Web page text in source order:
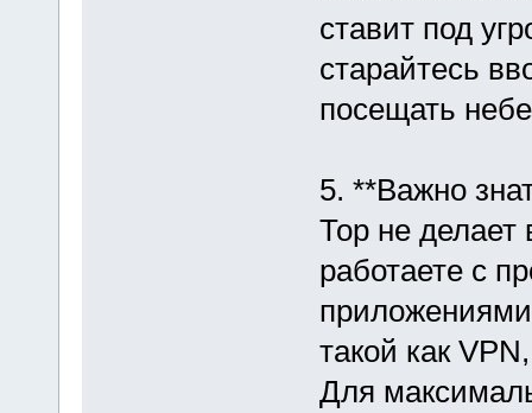
ставит под
старайтесь
посещать
5. **Важно
Тор не
работаете с
такой как
Для